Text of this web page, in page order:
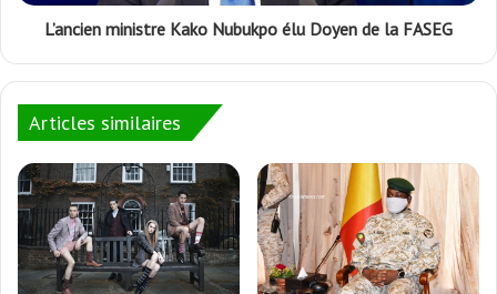
L’ancien ministre Kako Nubukpo élu Doyen de la FASEG
Articles similaires